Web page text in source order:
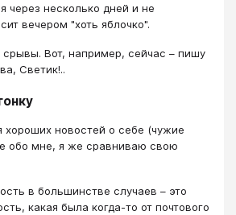
через несколько дней и не
вечером "хоть яблочко".
Вот, например, сейчас – пишу
Светик!..
хороших новостей о себе (чужие
обо мне, я же сравниваю свою
в большинстве случаев – это
какая была когда-то от почтового